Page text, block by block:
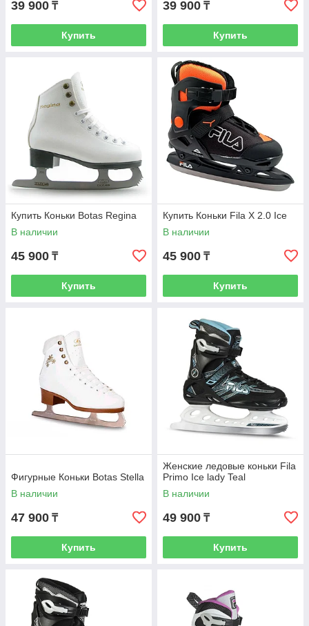
39 900 ₸
Купить
39 900 ₸
Купить
Купить Коньки Botas Regina
В наличии
45 900 ₸
Купить
Купить Коньки Fila X 2.0 Ice
В наличии
45 900 ₸
Купить
Фигурные Коньки Botas Stella
В наличии
47 900 ₸
Купить
Женские ледовые коньки Fila
Primo Ice lady Teal
В наличии
49 900 ₸
Купить